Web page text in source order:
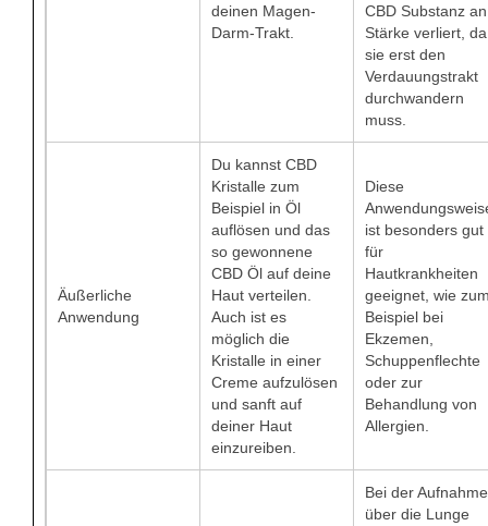
deinen Magen-
Darm-Trakt.
CBD Substanz an
Stärke verliert, da
sie erst den
Verdauungstrakt
durchwandern
muss.
Äußerliche
Anwendung
Du kannst CBD
Kristalle zum
Beispiel in Öl
auflösen und das
so gewonnene
CBD Öl auf deine
Haut verteilen.
Auch ist es
möglich die
Kristalle in einer
Creme aufzulösen
und sanft auf
deiner Haut
einzureiben.
Diese
ist besonders gut
für
Hautkrankheiten
geeignet, wie
Beispiel bei
Ekzemen,
Schuppenflechte
oder zur
Behandlung von
Allergien.
Bei der Aufnahme
über die Lunge